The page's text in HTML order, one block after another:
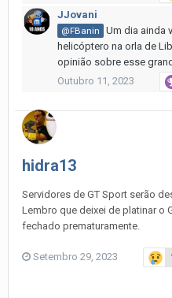
JJovani
@FBanin
Um dia ainda
helicóptero na orla de
opinião sobre esse
Outubro 11, 2023
hidra13
Servidores de GT Sport serão
Lembro que deixei de platinar o
fechado prematuramente.
Setembro 29, 2023